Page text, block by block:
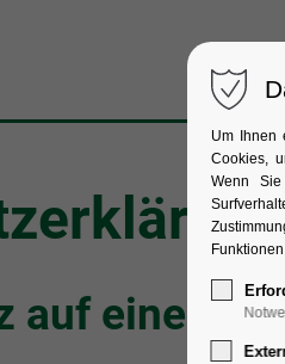
auf einen
Um Ihnen
Cookies,
Wenn